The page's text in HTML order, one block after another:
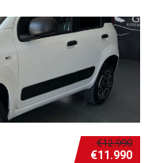
€12.990
€11.990